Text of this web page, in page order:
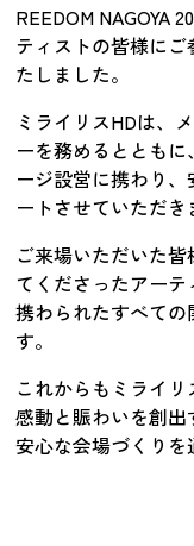
REEDOM NAGOYA
ティストの皆様に
たしました。
ミライリスHDは、
ーを務めるととも
ージ設営に携わり
ートさせていただき
ご来場いただいた
てくださったアー
携わられたすべて
す。
これからもミライ
感動と賑わいを創出
安心な会場づくり